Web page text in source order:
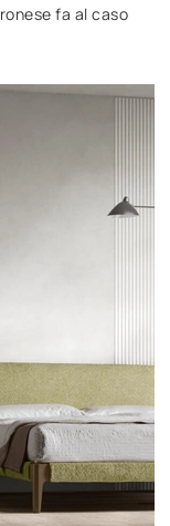
fa al caso